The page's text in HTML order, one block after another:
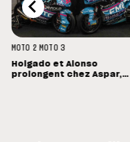
MOTO 2 MOTO 3
Holgado et Alonso
prolongent chez Aspar,